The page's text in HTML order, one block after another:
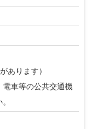
あります）
車等の公共交通機